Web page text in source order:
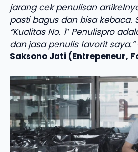
jarang cek penulisan
pasti bagus dan bisa kebaca.
“Kualitas No. 1″ Penulispro
dan jasa penulis favorit saya.”
Saksono Jati (Entrepeneur,